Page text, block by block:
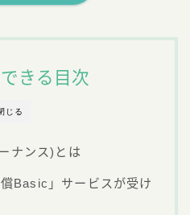
じる
きる目次
ナンス)とは
Basic」サービスが受け